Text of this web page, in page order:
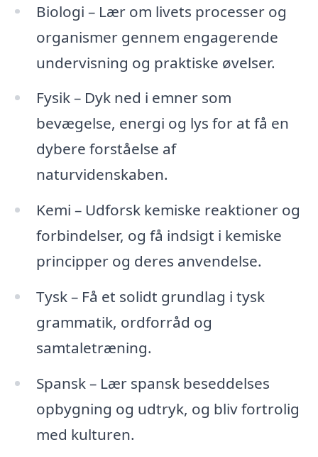
Biologi – Lær om livets processer og
organismer gennem engagerende
undervisning og praktiske øvelser.
Fysik – Dyk ned i emner som
bevægelse, energi og lys for at få en
dybere forståelse af
naturvidenskaben.
Kemi – Udforsk kemiske reaktioner og
forbindelser, og få indsigt i kemiske
principper og deres anvendelse.
Tysk – Få et solidt grundlag i tysk
grammatik, ordforråd og
samtaletræning.
Spansk – Lær spansk beseddelses
opbygning og udtryk, og bliv fortrolig
med kulturen.